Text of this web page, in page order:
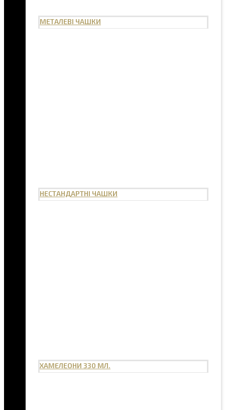
МЕТАЛЕВІ ЧАШКИ
НЕСТАНДАРТНІ ЧАШКИ
ХАМЕЛЕОНИ 330 МЛ.